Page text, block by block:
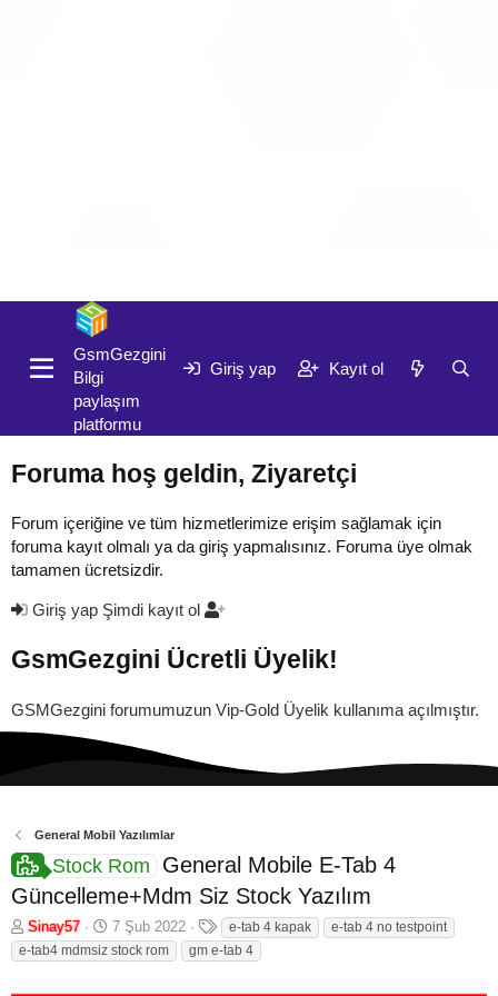
GsmGezgini
Bilgi
paylaşım
platformu
Giriş yap Kayıt ol
Foruma hoş geldin, Ziyaretçi
Forum içeriğine ve tüm hizmetlerimize erişim sağlamak için
foruma kayıt olmalı ya da giriş yapmalısınız. Foruma üye olmak
tamamen ücretsizdir.
Giriş yap Şimdi kayıt ol
GsmGezgini Ücretli Üyelik!
GSMGezgini forumumuzun Vip-Gold Üyelik kullanıma açılmıştır.
General Mobil Yazılımlar
Stock Rom
General Mobile E-Tab 4
Güncelleme+Mdm Siz Stock Yazılım
K
o
n
Sinay57
B
a
ş
7 Şub 2022
E
t
i
e-tab 4 kapak
e-tab 4 no testpoint
e-tab4 mdmsiz stock rom
gm e-tab 4